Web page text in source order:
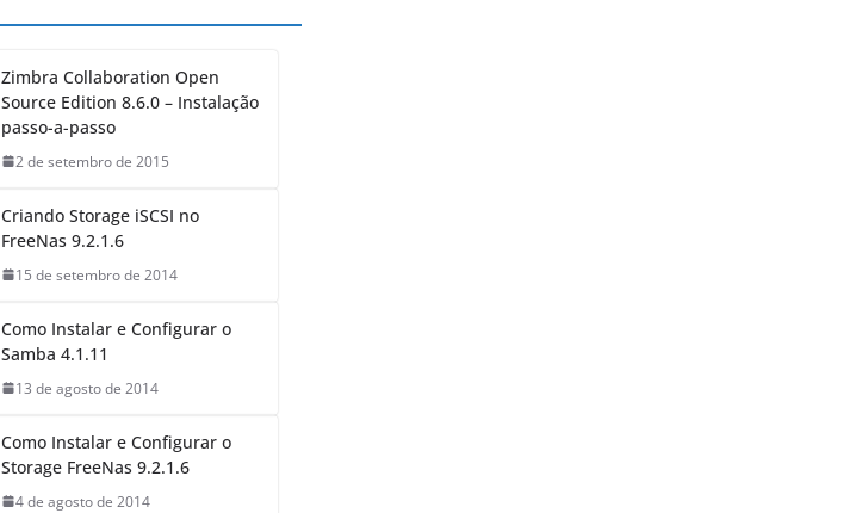
Zimbra Collaboration Open
Source Edition 8.6.0 – Instalação
passo-a-passo
2 de setembro de 2015
Criando Storage iSCSI no
FreeNas 9.2.1.6
15 de setembro de 2014
Como Instalar e Configurar o
Samba 4.1.11
13 de agosto de 2014
Como Instalar e Configurar o
Storage FreeNas 9.2.1.6
4 de agosto de 2014